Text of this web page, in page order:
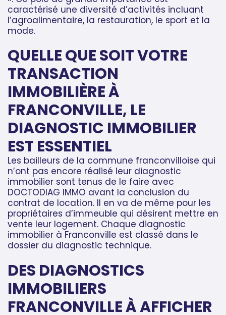
caractérisé une diversité d’activités incluant
l’agroalimentaire, la restauration, le sport et la
mode.
QUELLE QUE SOIT VOTRE
TRANSACTION
IMMOBILIÈRE À
FRANCONVILLE, LE
DIAGNOSTIC IMMOBILIER
EST ESSENTIEL
Les bailleurs de la commune franconvilloise qui
n’ont pas encore réalisé leur diagnostic
immobilier sont tenus de le faire avec
DOCTODIAG IMMO avant la conclusion du
contrat de location. Il en va de même pour les
propriétaires d’immeuble qui désirent mettre en
vente leur logement. Chaque diagnostic
immobilier à Franconville est classé dans le
dossier du diagnostic technique.
DES DIAGNOSTICS
IMMOBILIERS
FRANCONVILLE À AFFICHER